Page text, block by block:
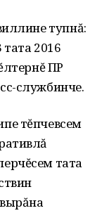
тупнă:
2016
ПР
службинче.
тĕпчевсем
тата